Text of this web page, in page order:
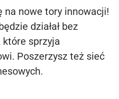
nowe tory innowacji!
działał bez
które sprzyja
Poszerzysz też sieć